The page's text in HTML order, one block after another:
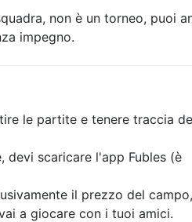
non è un torneo, puoi
impegno.
le partite e tenere traccia
scaricare l'app Fubles (è
il prezzo del campo,
a giocare con i tuoi amici.